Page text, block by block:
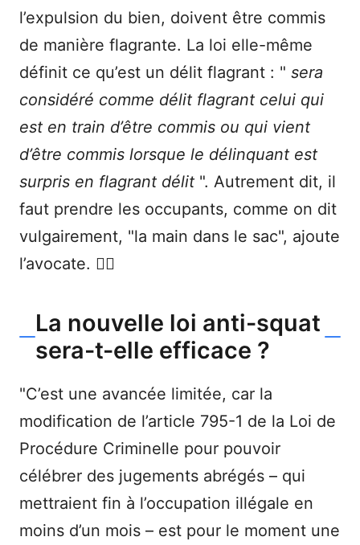
l’expulsion du bien, doivent être commis
de manière flagrante. La loi elle-même
définit ce qu’est un délit flagrant : " sera
considéré comme délit flagrant celui qui
est en train d’être commis ou qui vient
d’être commis lorsque le délinquant est
surpris en flagrant délit ". Autrement dit, il
faut prendre les occupants, comme on dit
vulgairement, "la main dans le sac", ajoute
l’avocate. 🕵️‍♀️
La nouvelle loi anti-squat
sera-t-elle efficace ?
"C’est une avancée limitée, car la
modification de l’article 795-1 de la Loi de
Procédure Criminelle pour pouvoir
célébrer des jugements abrégés – qui
mettraient fin à l’occupation illégale en
moins d’un mois – est pour le moment une